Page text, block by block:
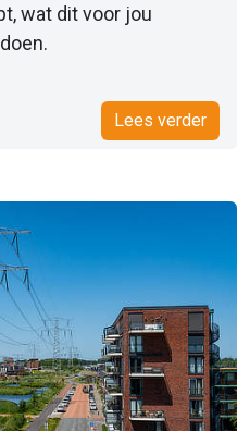
wat dit voor jou
Lees verder